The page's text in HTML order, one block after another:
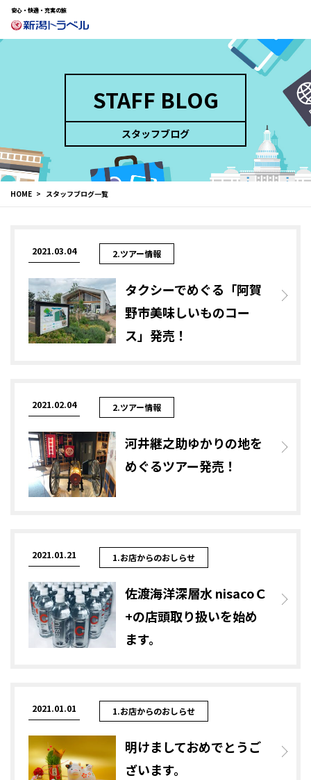
安心・快適・充実の旅
STAFF BLOG
スタッフブログ
HOME スタッフブログ一覧
2021.03.04 2.ツアー情報
タクシーでめぐる「阿賀
野市美味しいものコー
ス」発売！
2021.02.04 2.ツアー情報
河井継之助ゆかりの地を
めぐるツアー発売！
2021.01.21 1.お店からのおしらせ
佐渡海洋深層水 nisacoＣ
+の店頭取り扱いを始め
ます。
2021.01.01 1.お店からのおしらせ
明けましておめでとうご
ざいます。